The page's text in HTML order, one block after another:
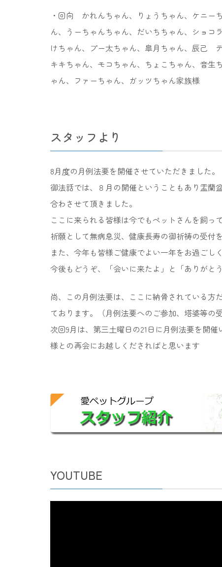
・回向 かれんちゃん、りょうちゃん、ケニー
ん、うーちゃんちゃん、だいちちゃん、ショコ
けちゃん、プー太ちゃん、皐月ちゃん、辰己
キキちゃん、モコちゃん、ちょこちゃん、音生
ゃん、ファーちゃん、ガッツちゃん家族様
スタッフより
8月度の月例法要を開催させていただきました。
御法話では、８月の開催ということもあり盂蘭
合わさせて頂きました。
ここに来られる皆様は今でもペットさんを飼
祈願として無病息災、健康長寿の御祈祷の受付
また、今年も皆様ご健康でよい一年をお過ごし
今後もどうぞ、「会いに来たよ」と「ありがと
尚、この月例法要は、ここに納骨されている方
ております。（月例法要へのご参加、塔婆等の
次回9月は、第三土曜日の21日に月例法要を開
様との再会にお越しくださればと思います
YOUTUBE